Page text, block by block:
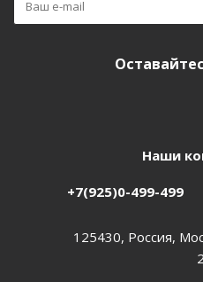
Наши
+7(925)0-499-499
125430, Россия,